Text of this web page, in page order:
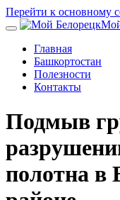
Перейти к основному
Главная
Башкортостан
Полезности
Контакты
Подмыв
полотна в